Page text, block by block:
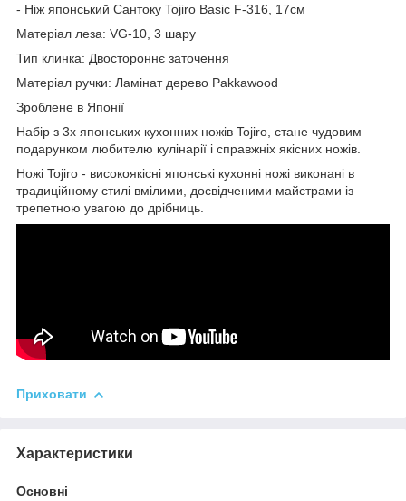
- Ніж японський Сантоку Tojiro Basic F-316, 17см
Матеріал леза: VG-10, 3 шару
Тип клинка: Двостороннє заточення
Матеріал ручки: Ламінат дерево Pakkawood
Зроблене в Японії
Набір з 3х японських кухонних ножів Tojiro, стане чудовим
подарунком любителю кулінарії і справжніх якісних ножів.
Ножі Tojiro - високоякісні японські кухонні ножі виконані в
традиційному стилі вмілими, досвідченими майстрами із
трепетною увагою до дрібниць.
Приховати
Характеристики
Основні